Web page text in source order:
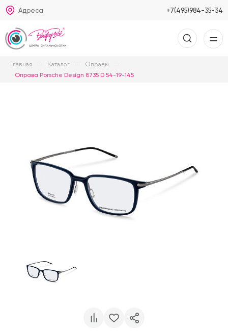
Адреса +7(495)984-35-34
Главная Каталог Оправы
Оправа Porsche Design 8735 D 54-19-145